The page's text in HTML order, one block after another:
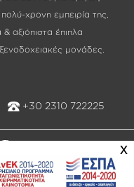
χρονη εμπειρία της,
& αξιόπιστα έπιπλα
μονάδες.
+30 2310 722225
x